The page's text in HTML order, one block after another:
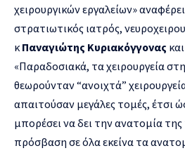
χειρουργικών εργαλείων»
στρατιωτικός ιατρός,
κΠαναγιώτης Κυριακόγγονας
«Παραδοσιακά, τα χειρουργεία
θεωρούνταν “ανοιχτά”
απαιτούσαν μεγάλες τομές, έτσι
μπορέσει να δει την ανατομία της
πρόσβαση σε όλα εκείνα τα